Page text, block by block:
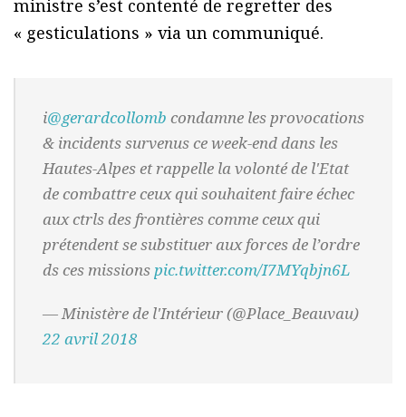
ministre s’est contenté de regretter des
« gesticulations » via un communiqué.
ℹ️@gerardcollomb condamne les provocations
& incidents survenus ce week-end dans les
Hautes-Alpes et rappelle la volonté de l'Etat
de combattre ceux qui souhaitent faire échec
aux ctrls des frontières comme ceux qui
prétendent se substituer aux forces de l’ordre
ds ces missionspic.twitter.com/I7MYqbjn6L
— Ministère de l'Intérieur (@Place_Beauvau)
22 avril 2018